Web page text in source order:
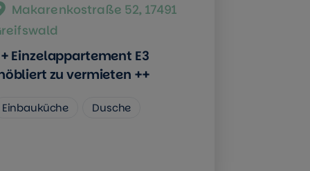
Makarenkostraße 52, 17491
Einzelappartement E3
zu vermieten ++
Einbauküche Dusche